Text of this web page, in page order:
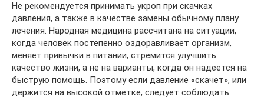
Не рекомендуется принимать укроп при скачках
давления, а также в качестве замены обычному плану
лечения. Народная медицина рассчитана на ситуации,
когда человек постепенно оздоравливает организм,
меняет привычки в питании, стремится улучшить
качество жизни, а не на варианты, когда он надеется на
быструю помощь. Поэтому если давление «скачет», или
держится на высокой отметке, следует соблюдать